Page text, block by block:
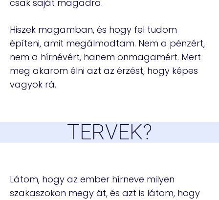
csak saját magadra.
Hiszek magamban, és hogy fel tudom
építeni, amit megálmodtam. Nem a pénzért,
nem a hírnévért, hanem önmagamért. Mert
meg akarom élni azt az érzést, hogy képes
vagyok rá.
TERVEK?
Látom, hogy az ember hírneve milyen
szakaszokon megy át, és azt is látom, hogy